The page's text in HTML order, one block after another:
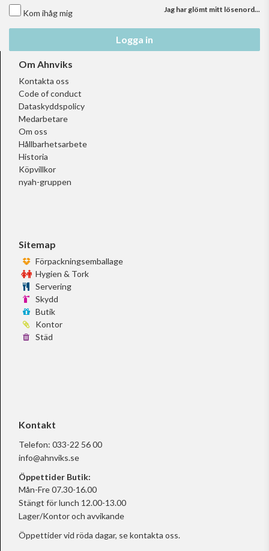
Kom ihåg mig Jag har glömt mitt lösenord...
Logga in
Om Ahnviks
Kontakta oss
Code of conduct
Dataskyddspolicy
Medarbetare
Om oss
Hållbarhetsarbete
Historia
Köpvillkor
nyah-gruppen
Sitemap
Förpackningsemballage
Hygien & Tork
Servering
Skydd
Butik
Kontor
Städ
Kontakt
Telefon: 033-22 56 00
info@ahnviks.se
Öppettider Butik:
Mån-Fre 07.30-16.00
Stängt för lunch 12.00-13.00
Lager/Kontor och avvikande
Öppettider vid röda dagar, sekontakta oss.